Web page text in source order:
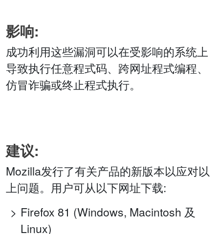
影响:
成功利用这些漏洞可以在受影响的系统上
导致执行任意程式码、跨网址程式编程、
仿冒诈骗或终止程式执行。
建议:
Mozilla发行了有关产品的新版本以应对以
上问题。用户可从以下网址下载:
Firefox 81 (Windows, Macintosh 及
Linux)